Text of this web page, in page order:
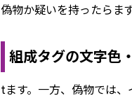
偽物か疑いを持ったらま
組成タグの文字色
tます。一方、偽物では、